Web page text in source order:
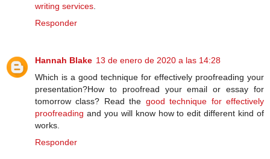
writing services.
Responder
Hannah Blake 13 de enero de 2020 a las 14:28
Which is a good technique for effectively proofreading your
presentation?How to proofread your email or essay for
tomorrow class? Read the good technique for effectively
proofreading and you will know how to edit different kind of
works.
Responder